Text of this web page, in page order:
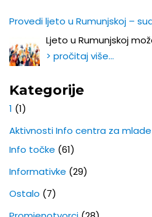
Provedi ljeto u Rumunjskoj –
Ljeto u Rumunjskoj
> pročitaj više…
Kategorije
1 (1)
Aktivnosti Info centra za
Info točke (61)
Informativke (29)
Ostalo (7)